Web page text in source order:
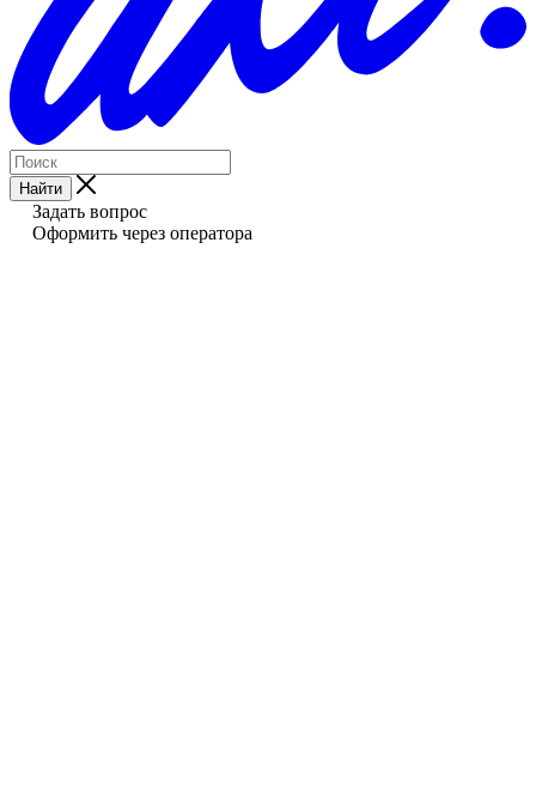
Найти
Задать вопрос
Оформить через оператора